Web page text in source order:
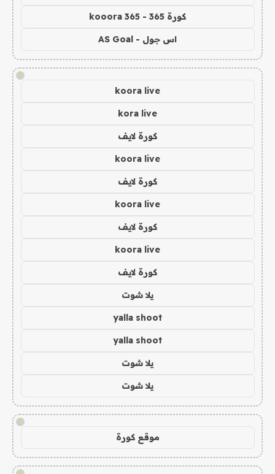
كورة 365 - kooora 365
اس جول - AS Goal
!
koora live
kora live
كورة لايف
koora live
كورة لايف
koora live
كورة لايف
koora live
كورة لايف
يلا شوت
yalla shoot
yalla shoot
يلا شوت
يلا شوت
!
موقع كورة